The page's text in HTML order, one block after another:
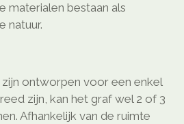
materialen bestaan als
natuur.
ontworpen voor een enkel
zijn, kan het graf wel 2 of 3
Afhankelijk van de ruimte